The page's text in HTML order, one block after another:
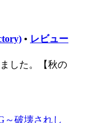
• レビュー
した。【秋の